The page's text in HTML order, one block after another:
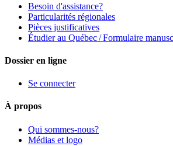
Besoin d'assistance?
Particularités régionales
Pièces justificatives
Étudier au Québec / Formulaire
Dossier en ligne
Se connecter
À propos
Qui sommes-nous?
Médias et logo